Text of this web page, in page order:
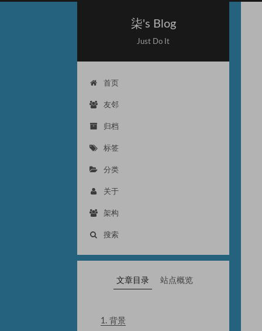
柒's Blog
Just Do It
首页
友邻
归档
标签
分类
关于
架构
搜索
文章目录 站点概览
1. 背景